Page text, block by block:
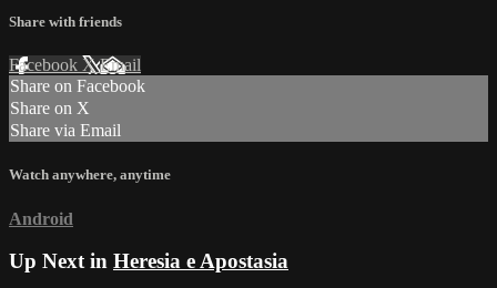
Share with friends
Facebook XEmail
Share on Facebook
Share on X
Share via Email
Watch anywhere, anytime
Android
Up Next in Heresia e Apostasia